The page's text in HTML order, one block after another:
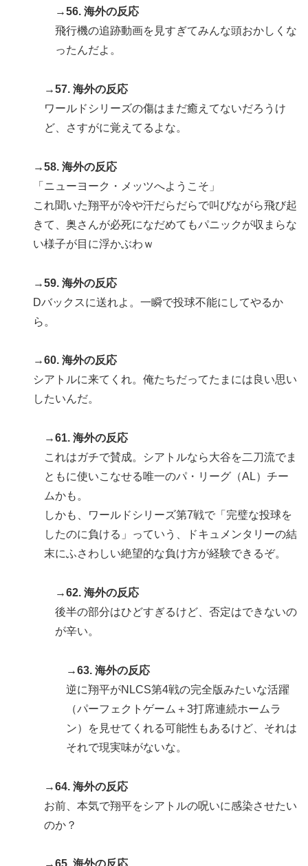
→56. 海外の反応
飛行機の追跡動画を見すぎてみんな頭おかしくな
ったんだよ。
→57. 海外の反応
ワールドシリーズの傷はまだ癒えてないだろうけ
ど、さすがに覚えてるよな。
→58. 海外の反応
「ニューヨーク・メッツへようこそ」
これ聞いた翔平が冷や汗だらだらで叫びながら飛び起
きて、奥さんが必死になだめてもパニックが収まらな
い様子が目に浮かぶわｗ
→59. 海外の反応
Dバックスに送れよ。一瞬で投球不能にしてやるか
ら。
→60. 海外の反応
シアトルに来てくれ。俺たちだってたまには良い思い
したいんだ。
→61. 海外の反応
これはガチで賛成。シアトルなら大谷を二刀流でま
ともに使いこなせる唯一のパ・リーグ（AL）チー
ムかも。
しかも、ワールドシリーズ第7戦で「完璧な投球を
したのに負ける」っていう、ドキュメンタリーの結
末にふさわしい絶望的な負け方が経験できるぞ。
→62. 海外の反応
後半の部分はひどすぎるけど、否定はできないの
が辛い。
→63. 海外の反応
逆に翔平がNLCS第4戦の完全版みたいな活躍
（パーフェクトゲーム＋3打席連続ホームラ
ン）を見せてくれる可能性もあるけど、それは
それで現実味がないな。
→64. 海外の反応
お前、本気で翔平をシアトルの呪いに感染させたい
のか？